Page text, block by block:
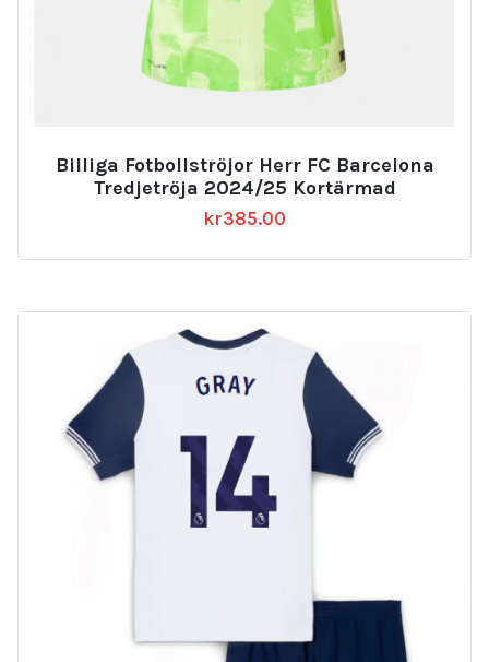
Billiga Fotbollströjor Herr FC Barcelona
Tredjetröja 2024/25 Kortärmad
kr385.00